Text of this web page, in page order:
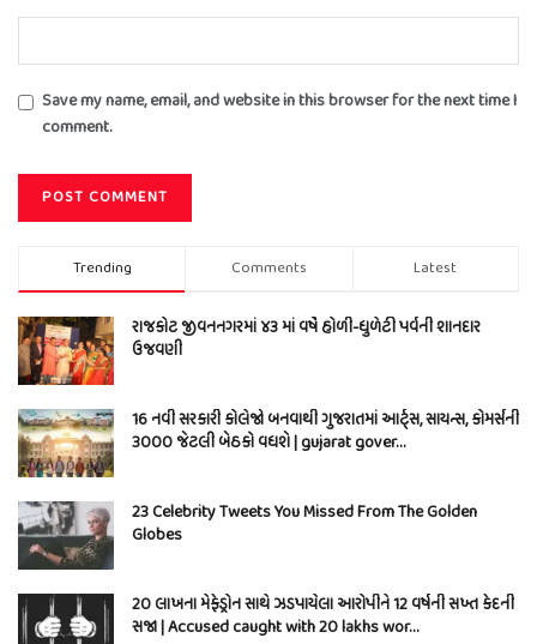
Save my name, email, and website in this browser for the next time I
comment.
Trending Comments Latest
રાજકોટ જીવનનગરમાં ૪૩ માં વર્ષે હોળી-ધુળેટી પર્વની શાનદાર
ઉજવણી
16 નવી સરકારી કોલેજો બનવાથી ગુજરાતમાં આર્ટ્સ, સાયન્સ, કોમર્સની
3000 જેટલી બેઠકો વધશે | gujarat gover…
23 Celebrity Tweets You Missed From The Golden
Globes
20 લાખના મેફેડ્રોન સાથે ઝડપાયેલા આરોપીને 12 વર્ષની સખ્ત કેદની
સજા | Accused caught with 20 lakhs wor…